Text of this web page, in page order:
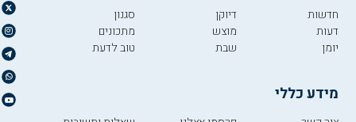
חדשות
דעות
יומן
דיוקן
מוצש
שבת
סגנון
מתכונים
טוב לדעת
מידע כללי